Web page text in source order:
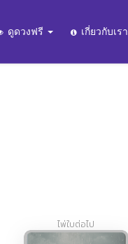
ดูดวงฟรี เกี่ยวกับเรา
ไพ่ใบต่อไป